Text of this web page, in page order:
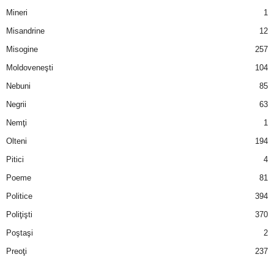
Mineri
1
Misandrine
12
Misogine
257
Moldoveneşti
104
Nebuni
85
Negrii
63
Nemţi
1
Olteni
194
Pitici
4
Poeme
81
Politice
394
Poliţişti
370
Poştaşi
2
Preoţi
237